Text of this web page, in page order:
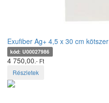
Exufiber Ag+ 4,5 x 30 cm kötszer
kód: U00027986
4 750,00.- Ft
Részletek